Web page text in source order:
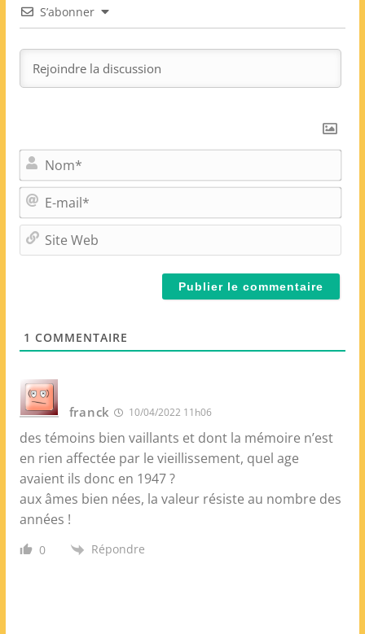
S’abonner
o
m
-
m
i
1 COMMENTAIRE
franck 10/04/2022 11h06
des témoins bien vaillants et dont la mémoire n’est
en rien affectée par le vieillissement, quel age
avaient ils donc en 1947 ?
aux âmes bien nées, la valeur résiste au nombre des
années !
0 Répondre